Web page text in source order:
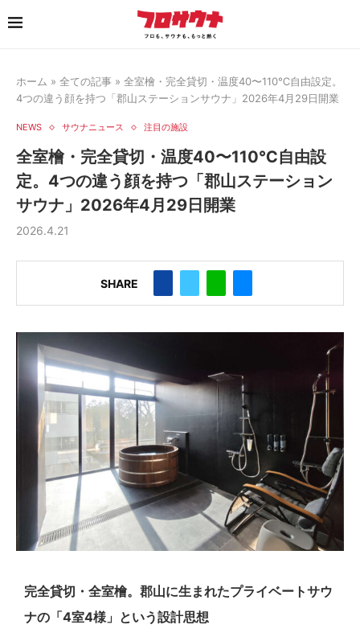
ホーム » 全ての記事 » 全室檜・完全貸切・温度40〜110℃自由設定。
4つの違う顔を持つ「郡山ステーションサウナ」2026年4月29日開業
NEWS サウナニュース 注目の施設
全室檜・完全貸切・温度40〜110℃自由設
定。4つの違う顔を持つ「郡山ステーション
サウナ」2026年4月29日開業
2026.4.21
SHARE
完全貸切・全室檜。郡山に生まれたプライベートサウ
ナの「4室4様」という設計思想